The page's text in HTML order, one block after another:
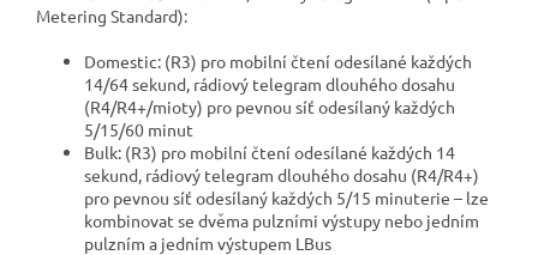
Metering Standard):
Domestic: (R3) pro mobilní čtení odesílané každých
14/64 sekund, rádiový telegram dlouhého dosahu
(R4/R4+/mioty) pro pevnou síť odesílaný každých
5/15/60 minut
Bulk: (R3) pro mobilní čtení odesílané každých 14
sekund, rádiový telegram dlouhého dosahu (R4/R4+)
pro pevnou síť odesílaný každých 5/15 minuterie – lze
kombinovat se dvěma pulzními výstupy nebo jedním
pulzním a jedním výstupem LBus